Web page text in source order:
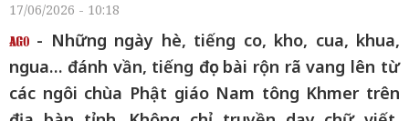
17/06/2026 - 10:18
- Những ngày hè, tiếng co, kho, cua, khua,
ngua… đánh vần, tiếng đọc bài rộn rã vang lên từ
các ngôi chùa Phật giáo Nam tông Khmer trên